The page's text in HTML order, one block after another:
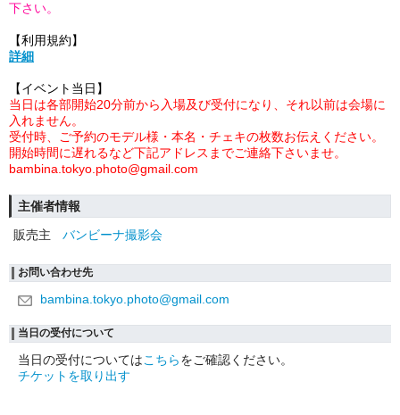
下さい。
【利用規約】
詳細
【イベント当日】
当日は各部開始20分前から入場及び受付になり、それ以前は会場に
入れません。
受付時、ご予約のモデル様・本名・チェキの枚数お伝えください。
開始時間に遅れるなど下記アドレスまでご連絡下さいませ。
bambina.tokyo.photo@gmail.com
主催者情報
販売主
バンビーナ撮影会
お問い合わせ先
bambina.tokyo.photo@gmail.com
当日の受付について
当日の受付についてはこちらをご確認ください。
チケットを取り出す